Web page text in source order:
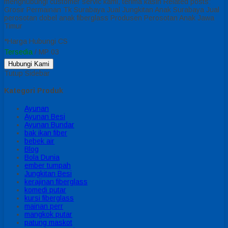
Grosir Permainan Tk Surabaya Jual Jungkitan Anak Surabaya Jual
perosotan dobel anak fiberglass Produsen Perosotan Anak Jawa
Timur
*Harga Hubungi CS
Tersedia / MP 03
Hubungi Kami
Tutup Sidebar
Kategori Produk
Ayunan
Ayunan Besi
Ayunan Bundar
bak ikan fiber
bebek air
Blog
Bola Dunia
ember tumpah
Jungkitan Besi
kerajinan fiberglass
komedi putar
kursi fiberglass
mainan perr
mangkok putar
patung maskot